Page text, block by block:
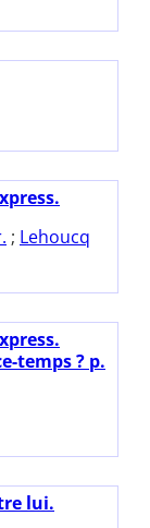
; Lehoucq
temps ? p.
lui.